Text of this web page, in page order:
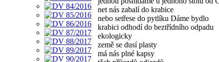
net nás zabalí do krabice
nebo setřese do pytlíku Dáme bydlo
krabici odhodí do beztřídního odpadu
ekologicky
země se dusí plasty
má nás plné kapsy